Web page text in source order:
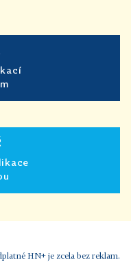
HN+ je zcela bez reklam.